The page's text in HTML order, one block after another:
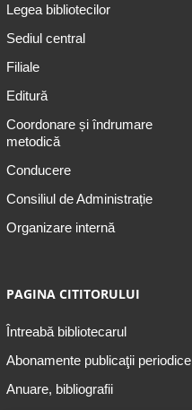
Legea bibliotecilor
Sediul central
Filiale
Editură
Coordonare și îndrumare
metodică
Conducere
Consiliul de Administrație
Organizare internă
PAGINA CITITORULUI
Întreabă bibliotecarul
Abonamente publicaţii periodice
Anuare, bibliografii